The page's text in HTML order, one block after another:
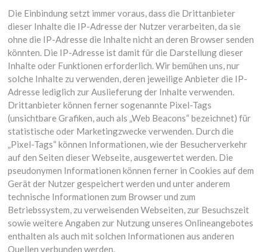
Die Einbindung setzt immer voraus, dass die Drittanbieter
dieser Inhalte die IP-Adresse der Nutzer verarbeiten, da sie
ohne die IP-Adresse die Inhalte nicht an deren Browser senden
könnten. Die IP-Adresse ist damit für die Darstellung dieser
Inhalte oder Funktionen erforderlich. Wir bemühen uns, nur
solche Inhalte zu verwenden, deren jeweilige Anbieter die IP-
Adresse lediglich zur Auslieferung der Inhalte verwenden.
Drittanbieter können ferner sogenannte Pixel-Tags
(unsichtbare Grafiken, auch als „Web Beacons“ bezeichnet) für
statistische oder Marketingzwecke verwenden. Durch die
„Pixel-Tags“ können Informationen, wie der Besucherverkehr
auf den Seiten dieser Webseite, ausgewertet werden. Die
pseudonymen Informationen können ferner in Cookies auf dem
Gerät der Nutzer gespeichert werden und unter anderem
technische Informationen zum Browser und zum
Betriebssystem, zu verweisenden Webseiten, zur Besuchszeit
sowie weitere Angaben zur Nutzung unseres Onlineangebotes
enthalten als auch mit solchen Informationen aus anderen
Quellen verbunden werden.